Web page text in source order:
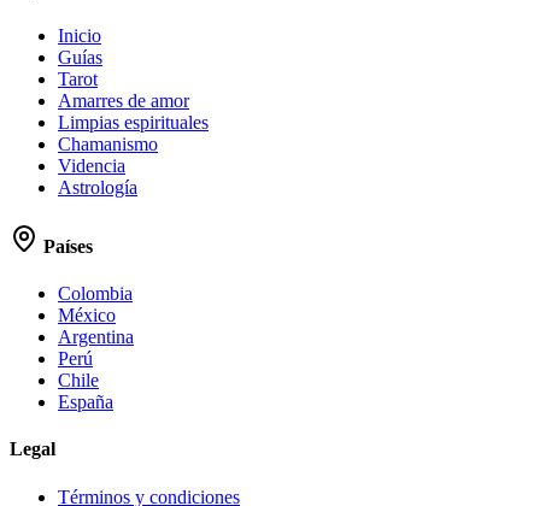
Inicio
Guías
Tarot
Amarres de amor
Limpias espirituales
Chamanismo
Videncia
Astrología
Países
Colombia
México
Argentina
Perú
Chile
España
Legal
Términos y condiciones